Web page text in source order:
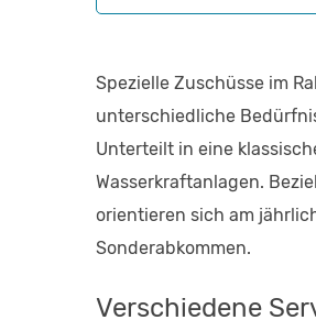
Spezielle Zuschüsse im
unterschiedliche
Unterteilt in eine
Wasserkraftanlagen.
orientieren sich am
Sonderabkommen.
Verschiedene